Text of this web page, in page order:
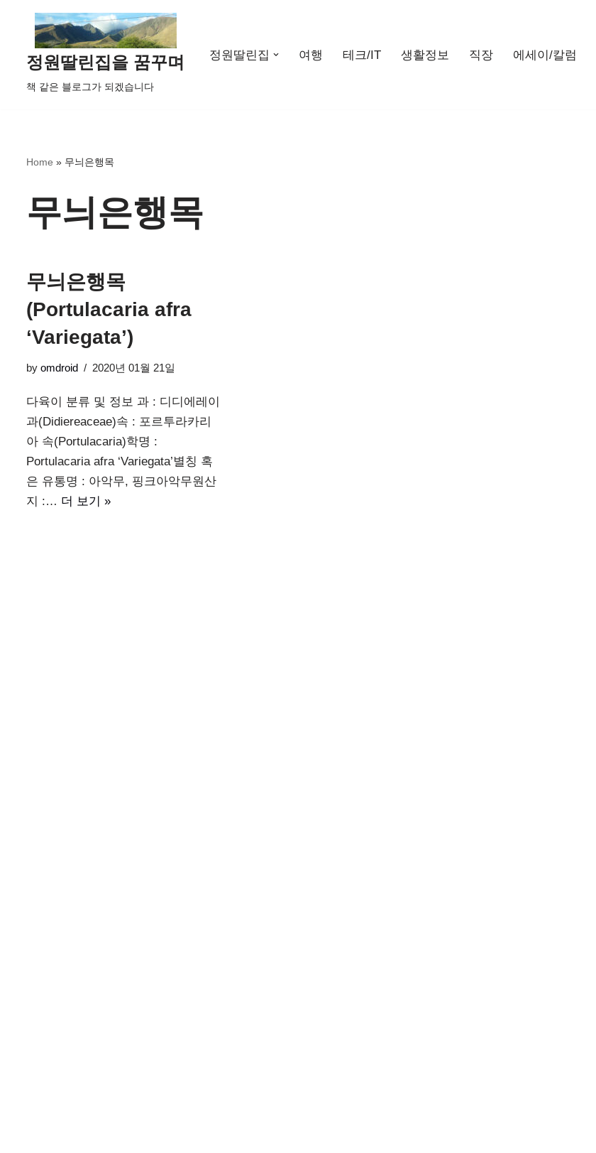
정원딸린집을 꿈꾸며
책 같은 블로그가 되겠습니다
정원딸린집 여행 테크/IT 생활정보 직장 에세이/칼럼
Home » 무늬은행목
무늬은행목
무늬은행목
(Portulacaria afra
‘Variegata’)
by omdroid 2020년 01월 21일
다육이 분류 및 정보 과 : 디디에레이
과(Didiereaceae)속 : 포르투라카리
아 속(Portulacaria)학명 :
Portulacaria afra ‘Variegata’별칭 혹
은 유통명 : 아악무, 핑크아악무원산
지 :… 더 보기 »